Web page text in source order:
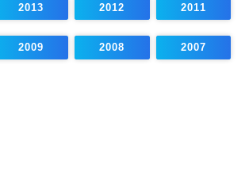
2013 2012 2011
2009 2008 2007